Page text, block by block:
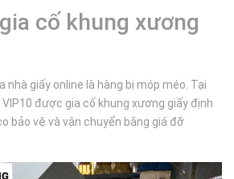
cố khung xương
nhà giấy online là hàng bị móp méo. Tại
VIP10 được gia cố khung xương giấy định
bảo vệ và vận chuyển bằng giá đỡ